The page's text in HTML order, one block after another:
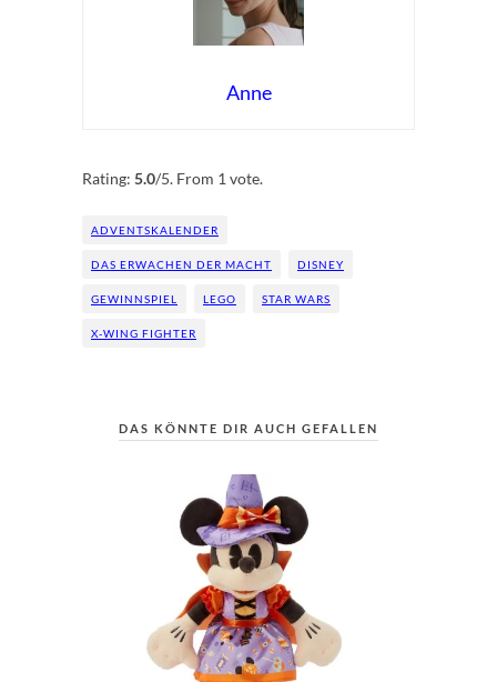
Anne
Rating: 5.0/5. From 1 vote.
ADVENTSKALENDER
DAS ERWACHEN DER MACHT DISNEY
GEWINNSPIEL LEGO STAR WARS
X-WING FIGHTER
DAS KÖNNTE DIR AUCH GEFALLEN